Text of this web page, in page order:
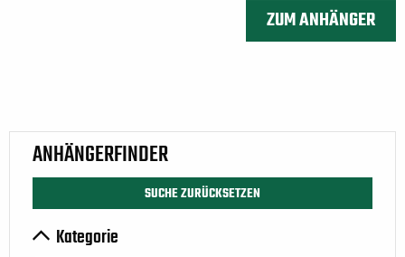
ZUM ANHÄNGER
ANHÄNGERFINDER
SUCHE ZURÜCKSETZEN
Kategorie